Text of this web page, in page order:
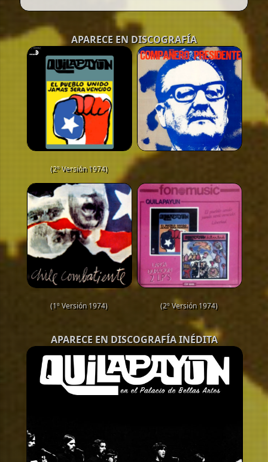
APARECE EN DISCOGRAFÍA
(2º Versión 1974)
(1º Versión 1974) (2º Versión 1974)
APARECE EN DISCOGRAFÍA INÉDITA